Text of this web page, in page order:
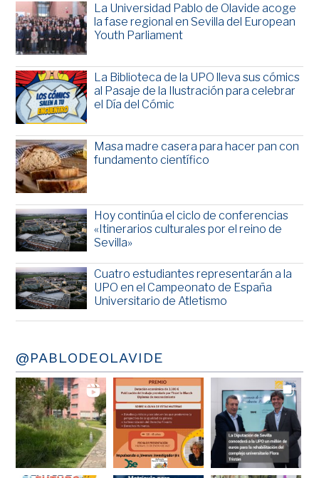
La Universidad Pablo de Olavide acoge
la fase regional en Sevilla del European
Youth Parliament
La Biblioteca de la UPO lleva sus cómics
al Pasaje de la Ilustración para celebrar
el Día del Cómic
Masa madre casera para hacer pan con
fundamento científico
Hoy continúa el ciclo de conferencias
«Itinerarios culturales por el reino de
Sevilla»
Cuatro estudiantes representarán a la
UPO en el Campeonato de España
Universitario de Atletismo
@PABLODEOLAVIDE